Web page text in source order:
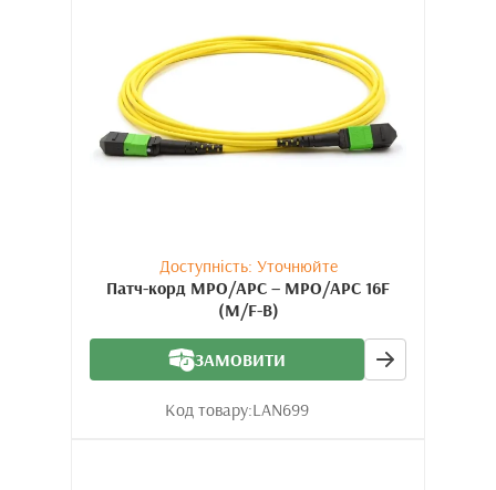
Доступність: Уточнюйте
Патч-корд MPO/APC – MPO/APC 16F
(M/F-B)
ЗАМОВИТИ
Код товару:LAN699